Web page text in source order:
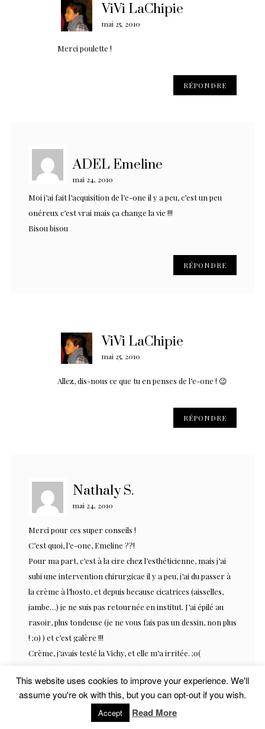
ViVi LaChipie
mai 25, 2010
Merci poulette !
RÉPONDRE
ADEL Emeline
mai 24, 2010
Moi j’ai fait l’acquisition de l’e-one il y a peu, c’est un peu
onéreux c’est vrai mais ça change la vie !!!
Bisou bisou
RÉPONDRE
ViVi LaChipie
mai 25, 2010
Allez, dis-nous ce que tu en penses de l’e-one ! 😉
RÉPONDRE
Nathaly S.
mai 24, 2010
Merci pour ces super conseils !
C’est quoi, l’e-one, Emeline ??!
Pour ma part, c’est à la cire chez l’esthéticienne, mais j’ai
subi une intervention chirurgicae il y a peu, j’ai du passer à
la crème à l’hosto, et depuis because cicatrices (aisselles,
jambe…) je ne suis pas retournée en institut. J’ai épilé au
rasoir, plus tondeuse (je ne vous fais pas un dessin, non plus
! ;o) ) et c’est galère !!!
Crème, j’avais testé la Vichy, et elle m’a irritée. ;o(
Bref ! les poils c’est l’horreur ! ;o)
This website uses cookies to improve your experience. We'll
assume you're ok with this, but you can opt-out if you wish.
Accept Read More